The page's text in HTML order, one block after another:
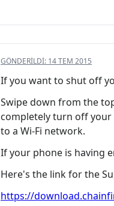
GÖNDERILDI: 14 TEM 2015
If you want to shut off
Swipe down from the
completely turn off your
to a Wi-Fi network.
If your phone is having
Here's the link for the
https://